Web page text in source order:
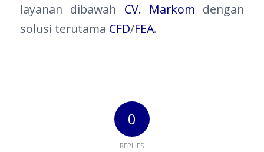
layanan dibawah CV. Markom dengan
solusi terutama CFD/FEA.
0
REPLIES